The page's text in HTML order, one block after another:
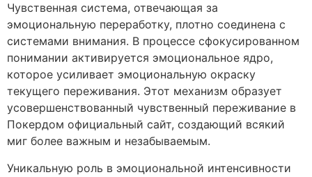
Чувственная система, отвечающая за
эмоциональную переработку, плотно соединена с
системами внимания. В процессе сфокусированном
понимании активируется эмоциональное ядро,
которое усиливает эмоциональную окраску
текущего переживания. Этот механизм образует
усовершенствованный чувственный переживание в
Покердом официальный сайт, создающий всякий
миг более важным и незабываемым.
Уникальную роль в эмоциональной интенсивности